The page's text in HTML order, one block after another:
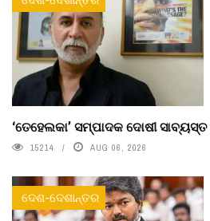
‘ତେହେଲକା’ ସମ୍ପାଦକ ଦୋଷୀ ସାବ୍ୟସ୍ତ
15214 AUG 06, 2026
ଦେଶ-ଦେଶାନ୍ତର